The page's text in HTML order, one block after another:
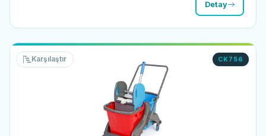
Detay
CK756
Karşılaştır